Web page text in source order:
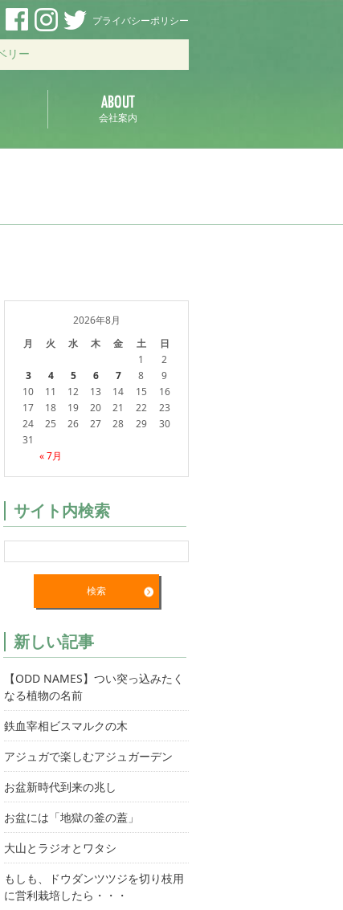
プライバシーポリシー
リー
会社案内
2026年8月
月
火 水 木 金 土 日
« 7月
1
2
3
4 5 6 7 8
9
10
11 12 13 14 15
16
17
18 19 20 21 22
23
24
25 26 27 28 29
30
31
サイト内検索
新しい記事
【ODD NAMES】つい突っ込みたく
なる植物の名前
鉄血宰相ビスマルクの木
アジュガで楽しむアジュガーデン
お盆新時代到来の兆し
お盆には「地獄の釜の蓋」
大山とラジオとワタシ
もしも、ドウダンツツジを切り枝用
に営利栽培したら・・・